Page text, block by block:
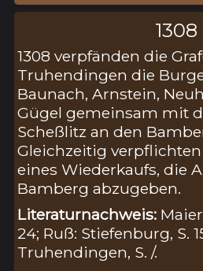
1308
1308 verpfänden die
Truhendingen die
Baunach, Arnstein,
Gügel gemeinsam mit
Scheßlitz an den
Gleichzeitig
eines Wiederkaufs, die
Bamberg abzugeben.
Literaturnachweis:
24; Ruß: Stiefenburg, S.
Truhendingen, S. /.